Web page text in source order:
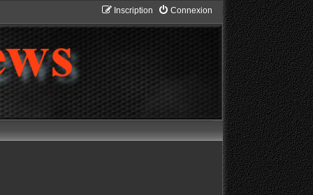
Connexion
Inscription